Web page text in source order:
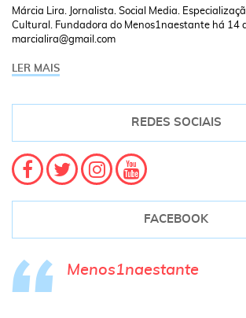
Márcia Lira. Jornalista. Social Media.
Cultural. Fundadora do Menos1naestante há 14
marcialira@gmail.com
LER MAIS
REDES SOCIAIS
FACEBOOK
Menos1naestante